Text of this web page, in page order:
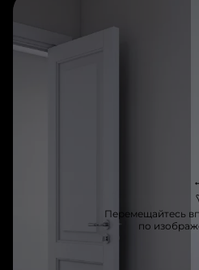
Перемещайтесь
по